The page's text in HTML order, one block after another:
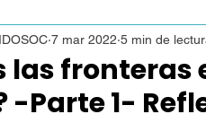
Material formativo
S. Paulo Freire
las fronteras
-Parte 1-
7 mar 2022 5 min de